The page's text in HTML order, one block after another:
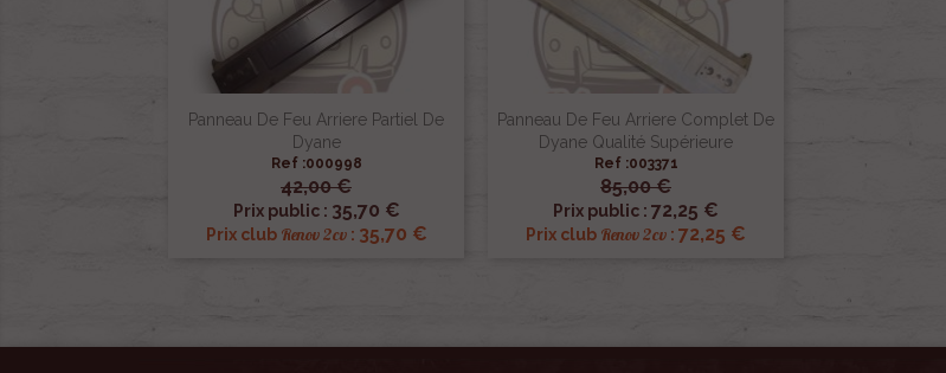
Panneau De Feu Arriere Partiel De
Dyane
Ref :000998
42,00 €
Prix public : 35,70 €
Prix club Renov 2cv: 35,70 €
 Aperçu rapide
Panneau De Feu Arriere Complet De
Dyane Qualité Supérieure
Ref :003371
85,00 €
Prix public : 72,25 €
Prix club Renov 2cv : 72,25 €
 Aperçu rapide